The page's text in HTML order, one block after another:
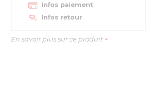
Infos paiement
Infos retour
En savoir plus sur ce produit +